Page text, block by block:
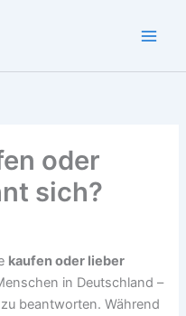
oder
sich?
kaufen oder lieber
in Deutschland –
beantworten. Während